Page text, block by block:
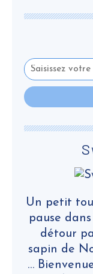
Un petit
pause
détour
sapin de
…